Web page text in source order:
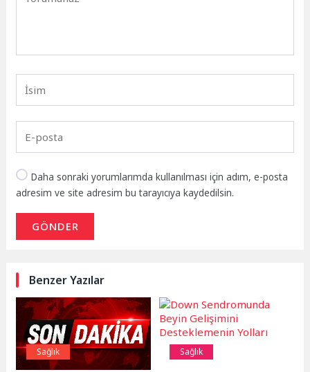
Daha sonraki yorumlarımda kullanılması için adım, e-posta
adresim ve site adresim bu tarayıcıya kaydedilsin.
GÖNDER
Benzer Yazılar
Sağlık Sağlık